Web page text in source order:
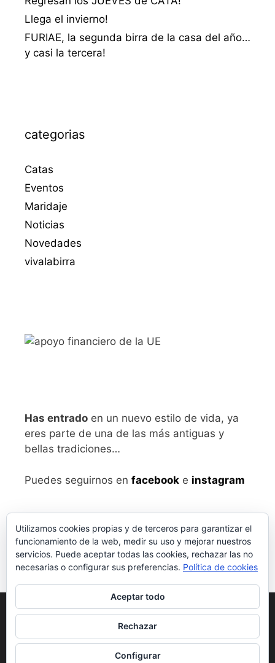
Llega el invierno!
FURIAE, la segunda birra de la casa del año…
y casi la tercera!
categorias
Catas
Eventos
Maridaje
Noticias
Novedades
vivalabirra
Has entrado en un nuevo estilo de vida, ya
eres parte de una de las más antiguas y
bellas tradiciones…
Puedes seguirnos en facebook e instagram
Aviso legaly Política de Privacidad
Condiciones generales de compra
Utilizamos cookies propias y de terceros para garantizar el
funcionamiento de la web, medir su uso y mejorar nuestros
servicios. Puede aceptar todas las cookies, rechazar las no
necesarias o configurar sus preferencias. Política de cookies
Aceptar todo
Rechazar
Configurar